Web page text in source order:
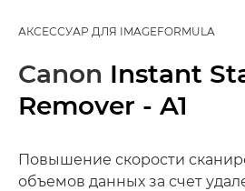
АКСЕССУАР ДЛЯ IMAGEFORMULA
Canon Instant
Remover - A1
Повышение скорости
объемов данных за счет